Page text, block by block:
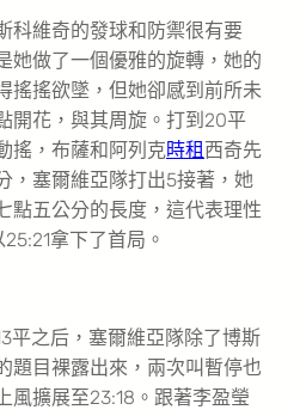
科維奇的發球和防禦很有要
她做了一個優雅的旋轉，她的
搖搖欲墜，但她卻感到前所未
開花，與其周旋。打到20平
搖，布薩和阿列克時租 西奇先
，塞爾維亞隊打出5接著，她
點五公分的長度，這代表理性
拿下了首局。
平之后，塞爾維亞隊除了博斯
題目裸露出來，兩次叫暫停也
風擴展至23:18。跟著李盈瑩